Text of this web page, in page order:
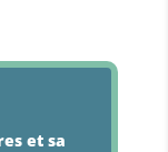
et sa